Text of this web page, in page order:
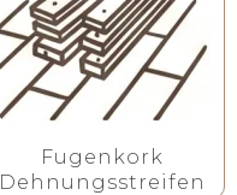
Fugenkork
Dehnungsstreifen